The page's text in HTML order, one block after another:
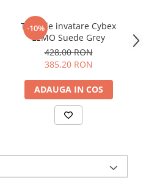
-10%
Turn de invatare Cybex
LEMO Suede Grey
428,00 RON
385,20 RON
ADAUGA IN COS